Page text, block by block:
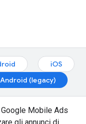
iOS
Android (legacy)
Google Mobile Ads